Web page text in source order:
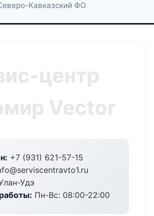
Кавказский ФО
центр
Vector
+7 (931) 621-57-15
Удэ
Пн-Вс: 08:00-22:00